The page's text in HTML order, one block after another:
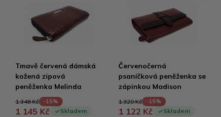
Tmavě červená dámská
kožená zipová
peněženka Melinda
1 348 Kč -15%
1 145 Kč Skladem
Červenočerná
psaníčková peněženka se
zápinkou Madison
1 320 Kč -15%
1 122 Kč Skladem